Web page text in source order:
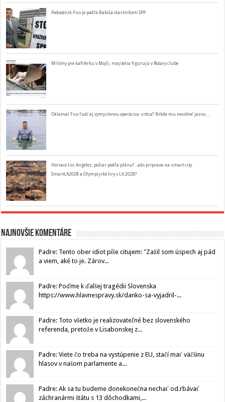
Podvodník Fico je podľa Babiša vlastníkom SPP
Milióny pre kafilérku v Mojši, majitelia figurujú v Rotary clube
Oklamal Fico ľudí aj vymyslenou operáciou srdca? Nikde mu nevidieť jazvu…
Horiace Los Angeles, požiar podľa plánu? ..ako príprava na smart city
SmartLA2028 a Olympijské hry v LA 2028?
Najnovšie komentáre
Padre: Tento ober idiot píše citujem: "Zažil som úspech aj pád
a viem, aké to je. Zárov...
Padre: Poďme k ďalšej tragédii Slovenska
https://www.hlavnespravy.sk/danko-sa-vyjadril-...
Padre: Toto všetko je realizovateľné bez slovenského
referenda, pretože v Lisabonskej z...
Padre: Viete čo treba na vystúpenie z EU, stačí mať väčšinu
hlasov v našom parlamente a...
Padre: Ak sa tu budeme donekonečna nechať od.rbávať
záchranármi štátu s 13 dôchodkami,...